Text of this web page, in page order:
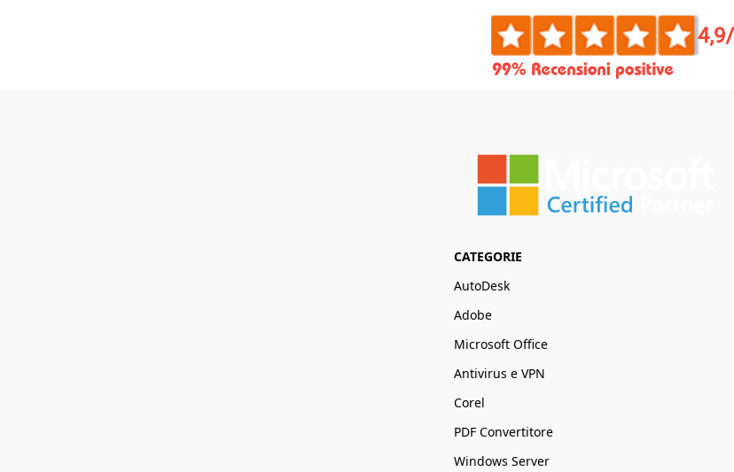
CATEGORIE
AutoDesk
Adobe
Microsoft Office
Antivirus e VPN
Corel
PDF Convertitore
Windows Server